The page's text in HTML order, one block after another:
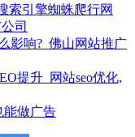
索引擎蜘蛛爬行网
司
影响?_佛山网站推广
提升_网站seo优化,
能做广告